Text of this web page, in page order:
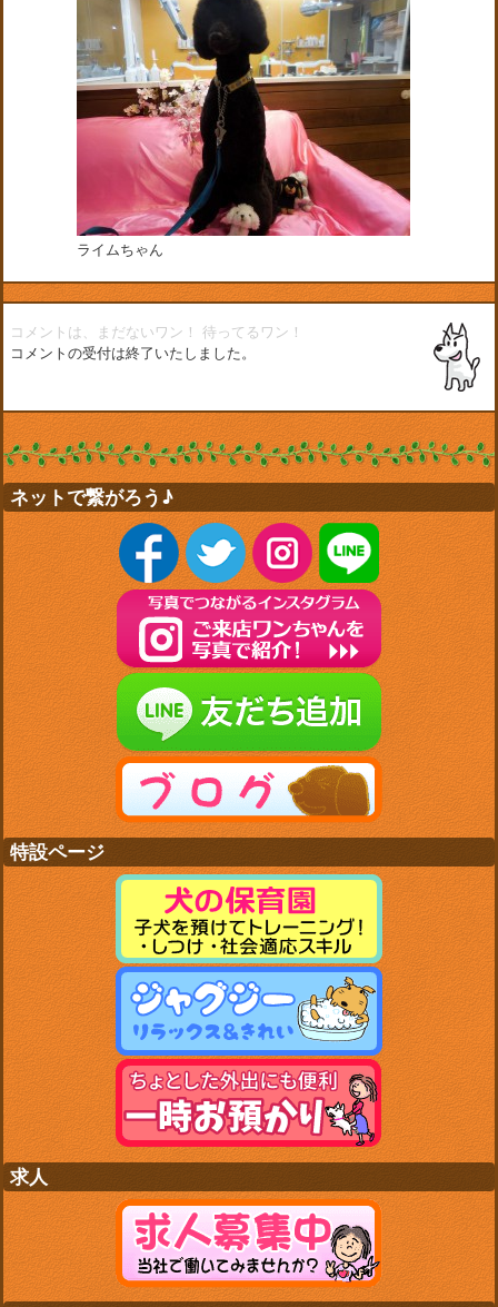
ライムちゃん
コメントは、まだないワン！待ってるワン！
コメントの受付は終了いたしました。
ネットで繋がろう♪
特設ページ
求人